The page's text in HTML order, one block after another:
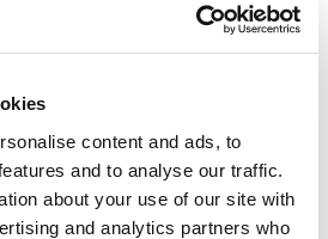
content and ads, to
and to analyse our traffic.
about your use of our site with
and analytics partners who